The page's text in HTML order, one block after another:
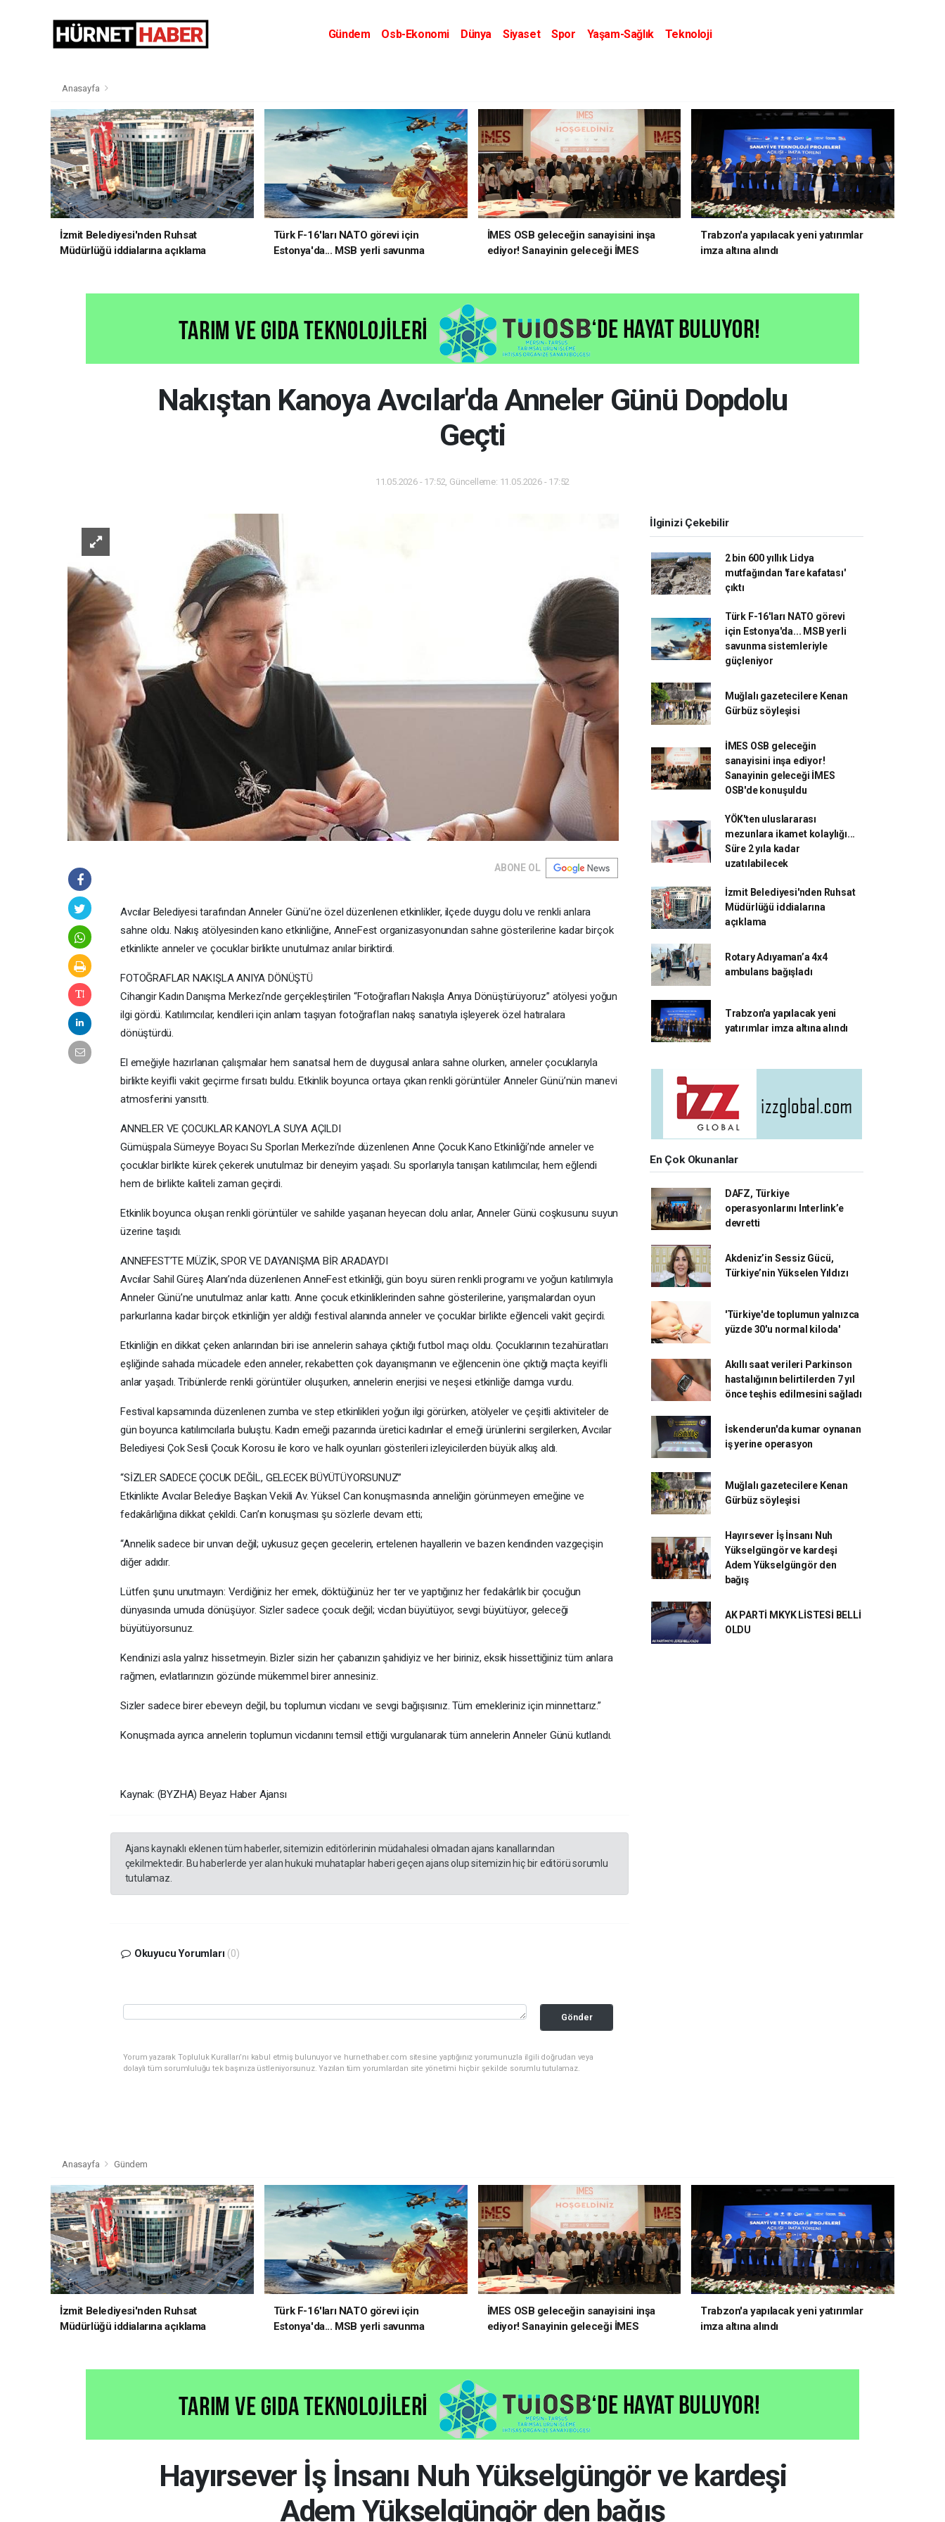
Gündem Osb-Ekonomi Dünya Siyaset Spor Yaşam-Sağlık
Teknoloji
Anasayfa
İzmit Belediyesi'nden Ruhsat
Müdürlüğü iddialarına açıklama
Türk F-16'ları NATO görevi için
Estonya'da... MSB yerli savunma
İMES OSB geleceğin sanayisini inşa
ediyor! Sanayinin geleceği İMES
Trabzon'a yapılacak yeni yatırımlar
imza altına alındı
Nakıştan Kanoya Avcılar'da Anneler Günü Dopdolu
Geçti
11.05.2026 - 17:52, Güncelleme: 11.05.2026 - 17:52
ABONE OL
Avcılar Belediyesi tarafından Anneler Günü’ne özel düzenlenen etkinlikler, ilçede duygu dolu ve renkli anlara
sahne oldu. Nakış atölyesinden kano etkinliğine, AnneFest organizasyonundan sahne gösterilerine kadar birçok
etkinlikte anneler ve çocuklar birlikte unutulmaz anılar biriktirdi.
FOTOĞRAFLAR NAKIŞLA ANIYA DÖNÜŞTÜ
Cihangir Kadın Danışma Merkezi’nde gerçekleştirilen “Fotoğrafları Nakışla Anıya Dönüştürüyoruz” atölyesi yoğun
ilgi gördü. Katılımcılar, kendileri için anlam taşıyan fotoğrafları nakış sanatıyla işleyerek özel hatıralara
dönüştürdü.
El emeğiyle hazırlanan çalışmalar hem sanatsal hem de duygusal anlara sahne olurken, anneler çocuklarıyla
birlikte keyifli vakit geçirme fırsatı buldu. Etkinlik boyunca ortaya çıkan renkli görüntüler Anneler Günü’nün manevi
atmosferini yansıttı.
ANNELER VE ÇOCUKLAR KANOYLA SUYA AÇILDI
Gümüşpala Sümeyye Boyacı Su Sporları Merkezi’nde düzenlenen Anne Çocuk Kano Etkinliği’nde anneler ve
çocuklar birlikte kürek çekerek unutulmaz bir deneyim yaşadı. Su sporlarıyla tanışan katılımcılar, hem eğlendi
hem de birlikte kaliteli zaman geçirdi.
Etkinlik boyunca oluşan renkli görüntüler ve sahilde yaşanan heyecan dolu anlar, Anneler Günü coşkusunu suyun
üzerine taşıdı.
ANNEFEST’TE MÜZİK, SPOR VE DAYANIŞMA BİR ARADAYDI
Avcılar Sahil Güreş Alanı’nda düzenlenen AnneFest etkinliği, gün boyu süren renkli programı ve yoğun katılımıyla
Anneler Günü’ne unutulmaz anlar kattı. Anne çocuk etkinliklerinden sahne gösterilerine, yarışmalardan oyun
parkurlarına kadar birçok etkinliğin yer aldığı festival alanında anneler ve çocuklar birlikte eğlenceli vakit geçirdi.
Etkinliğin en dikkat çeken anlarından biri ise annelerin sahaya çıktığı futbol maçı oldu. Çocuklarının tezahüratları
eşliğinde sahada mücadele eden anneler, rekabetten çok dayanışmanın ve eğlencenin öne çıktığı maçta keyifli
anlar yaşadı. Tribünlerde renkli görüntüler oluşurken, annelerin enerjisi ve neşesi etkinliğe damga vurdu.
Festival kapsamında düzenlenen zumba ve step etkinlikleri yoğun ilgi görürken, atölyeler ve çeşitli aktiviteler de
gün boyunca katılımcılarla buluştu. Kadın emeği pazarında üretici kadınlar el emeği ürünlerini sergilerken, Avcılar
Belediyesi Çok Sesli Çocuk Korosu ile koro ve halk oyunları gösterileri izleyicilerden büyük alkış aldı.
“SİZLER SADECE ÇOCUK DEĞİL, GELECEK BÜYÜTÜYORSUNUZ”
Etkinlikte Avcılar Belediye Başkan Vekili Av. Yüksel Can konuşmasında anneliğin görünmeyen emeğine ve
fedakârlığına dikkat çekildi. Can’ın konuşması şu sözlerle devam etti;
“Annelik sadece bir unvan değil; uykusuz geçen gecelerin, ertelenen hayallerin ve bazen kendinden vazgeçişin
diğer adıdır.
Lütfen şunu unutmayın: Verdiğiniz her emek, döktüğünüz her ter ve yaptığınız her fedakârlık bir çocuğun
dünyasında umuda dönüşüyor. Sizler sadece çocuk değil; vicdan büyütüyor, sevgi büyütüyor, geleceği
büyütüyorsunuz.
Kendinizi asla yalnız hissetmeyin. Bizler sizin her çabanızın şahidiyiz ve her biriniz, eksik hissettiğiniz tüm anlara
rağmen, evlatlarınızın gözünde mükemmel birer annesiniz.
Sizler sadece birer ebeveyn değil, bu toplumun vicdanı ve sevgi bağışısınız. Tüm emekleriniz için minnettarız.”
Konuşmada ayrıca annelerin toplumun vicdanını temsil ettiği vurgulanarak tüm annelerin Anneler Günü kutlandı.
Kaynak: (BYZHA) Beyaz Haber Ajansı
Ajans kaynaklı eklenen tüm haberler, sitemizin editörlerinin müdahalesi olmadan ajans kanallarından
çekilmektedir. Bu haberlerde yer alan hukuki muhataplar haberi geçen ajans olup sitemizin hiç bir editörü sorumlu
tutulamaz.
Okuyucu Yorumları (0)
Gönder
Yorum yazarak Topluluk Kuralları’nı kabul etmiş bulunuyor ve hurnethaber.com sitesine yaptığınız yorumunuzla ilgili doğrudan veya
dolaylı tüm sorumluluğu tek başınıza üstleniyorsunuz. Yazılan tüm yorumlardan site yönetimi hiçbir şekilde sorumlu tutulamaz.
İlginizi Çekebilir
2 bin 600 yıllık Lidya
mutfağından 'fare kafatası'
çıktı
Türk F-16'ları NATO görevi
için Estonya'da... MSB yerli
savunma sistemleriyle
güçleniyor
Muğlalı gazetecilere Kenan
Gürbüz söyleşisi
İMES OSB geleceğin
sanayisini inşa ediyor!
Sanayinin geleceği İMES
OSB'de konuşuldu
YÖK'ten uluslararası
mezunlara ikamet kolaylığı...
Süre 2 yıla kadar
uzatılabilecek
İzmit Belediyesi'nden Ruhsat
Müdürlüğü iddialarına
açıklama
Rotary Adıyaman’a 4x4
ambulans bağışladı
Trabzon'a yapılacak yeni
yatırımlar imza altına alındı
En Çok Okunanlar
DAFZ, Türkiye
operasyonlarını Interlink’e
devretti
Akdeniz’in Sessiz Gücü,
Türkiye’nin Yükselen Yıldızı
'Türkiye'de toplumun yalnızca
yüzde 30'u normal kiloda'
Akıllı saat verileri Parkinson
hastalığının belirtilerden 7 yıl
önce teşhis edilmesini sağladı
İskenderun'da kumar oynanan
iş yerine operasyon
Muğlalı gazetecilere Kenan
Gürbüz söyleşisi
Hayırsever İş İnsanı Nuh
Yükselgüngör ve kardeşi
Adem Yükselgüngör den
bağış
AK PARTİ MKYK LİSTESİ BELLİ
OLDU
Anasayfa Gündem
İzmit Belediyesi'nden Ruhsat
Müdürlüğü iddialarına açıklama
Türk F-16'ları NATO görevi için
Estonya'da... MSB yerli savunma
İMES OSB geleceğin sanayisini inşa
ediyor! Sanayinin geleceği İMES
Trabzon'a yapılacak yeni yatırımlar
imza altına alındı
Hayırsever İş İnsanı Nuh Yükselgüngör ve kardeşi
Adem Yükselgüngör den bağış